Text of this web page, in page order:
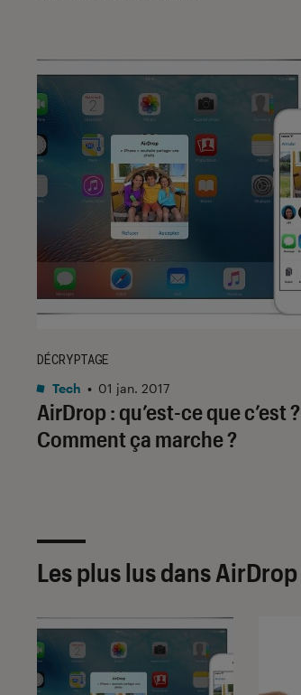
AirDrop : qu’est-ce que c’est ?
Comment ça marche ?
DÉCRYPTAGE
Tech • 01 jan. 2017
Les plus lus dans AirDrop